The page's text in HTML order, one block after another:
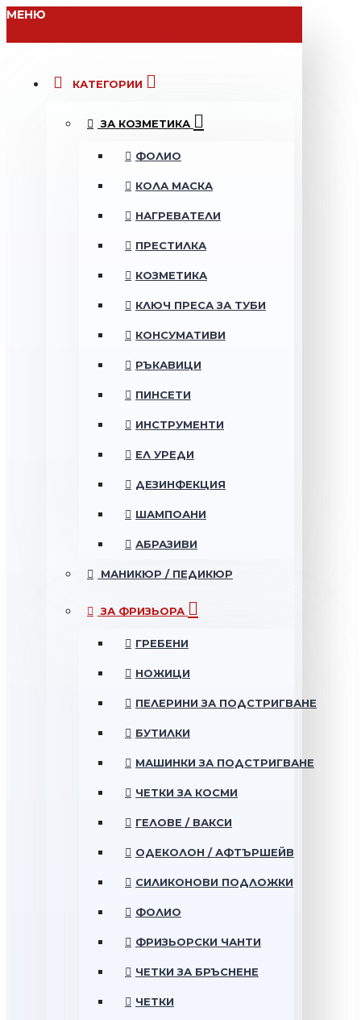
МЕНЮ
КАТЕГОРИИ
ЗА КОЗМЕТИКА
ФОЛИО
КОЛА МАСКА
НАГРЕВАТЕЛИ
ПРЕСТИЛКА
КОЗМЕТИКА
КЛЮЧ ПРЕСА ЗА ТУБИ
КОНСУМАТИВИ
РЪКАВИЦИ
ПИНСЕТИ
ИНСТРУМЕНТИ
ЕЛ УРЕДИ
ДЕЗИНФЕКЦИЯ
ШАМПОАНИ
АБРАЗИВИ
МАНИКЮР / ПЕДИКЮР
ЗА ФРИЗЬОРА
ГРЕБЕНИ
НОЖИЦИ
ПЕЛЕРИНИ ЗА ПОДСТРИГВАНЕ
БУТИЛКИ
МАШИНКИ ЗА ПОДСТРИГВАНЕ
ЧЕТКИ ЗА КОСМИ
ГЕЛОВЕ / ВАКСИ
ОДЕКОЛОН / АФТЪРШЕЙВ
СИЛИКОНОВИ ПОДЛОЖКИ
ФОЛИО
ФРИЗЬОРСКИ ЧАНТИ
ЧЕТКИ ЗА БРЪСНЕНЕ
ЧЕТКИ